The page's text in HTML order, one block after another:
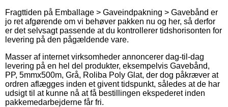
Fragttiden på Emballage > Gaveindpakning > Gavebånd er
jo ret afgørende om vi behøver pakken nu og her, så derfor
er det selvsagt passende at du kontrollerer tidshorisonten for
levering på den pågældende vare.
Masser af internet virksomheder annoncerer dag-til-dag
levering på en hel del produkter, eksempelvis Gavebånd,
PP, 5mmx500m, Grå, Roliba Poly Glat, der dog påkræver at
ordren aflægges inden et givent tidspunkt, således at de har
udsigt til at kunne nå at få bestillingen ekspederet inden
pakkemedarbejderne får fri.